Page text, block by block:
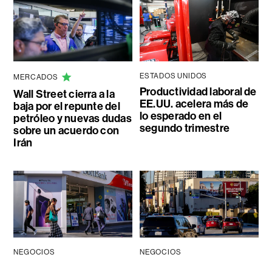
MERCADOS
Wall Street cierra a la
baja por el repunte del
petróleo y nuevas dudas
sobre un acuerdo con
Irán
ESTADOS UNIDOS
Productividad laboral de
EE.UU. acelera más de
lo esperado en el
segundo trimestre
NEGOCIOS NEGOCIOS